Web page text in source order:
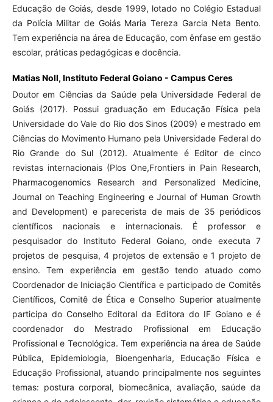
Educação de Goiás, desde 1999, lotado no Colégio Estadual
da Polícia Militar de Goiás Maria Tereza Garcia Neta Bento.
Tem experiência na área de Educação, com ênfase em gestão
escolar, práticas pedagógicas e docência.
Matias Noll, Instituto Federal Goiano - Campus Ceres
Doutor em Ciências da Saúde pela Universidade Federal de
Goiás (2017). Possui graduação em Educação Física pela
Universidade do Vale do Rio dos Sinos (2009) e mestrado em
Ciências do Movimento Humano pela Universidade Federal do
Rio Grande do Sul (2012). Atualmente é Editor de cinco
revistas internacionais (Plos One,Frontiers in Pain Research,
Pharmacogenomics Research and Personalized Medicine,
Journal on Teaching Engineering e Journal of Human Growth
and Development) e parecerista de mais de 35 periódicos
científicos nacionais e internacionais. É professor e
pesquisador do Instituto Federal Goiano, onde executa 7
projetos de pesquisa, 4 projetos de extensão e 1 projeto de
ensino. Tem experiência em gestão tendo atuado como
Coordenador de Iniciação Científica e participado de Comitês
Científicos, Comitê de Ética e Conselho Superior atualmente
participa do Conselho Editoral da Editora do IF Goiano e é
coordenador do Mestrado Profissional em Educação
Profissional e Tecnológica. Tem experiência na área de Saúde
Pública, Epidemiologia, Bioengenharia, Educação Física e
Educação Profissional, atuando principalmente nos seguintes
temas: postura corporal, biomecânica, avaliação, saúde da